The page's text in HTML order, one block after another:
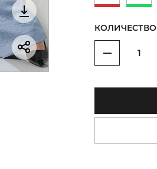
КОЛИЧЕСТВО
Уменьшить